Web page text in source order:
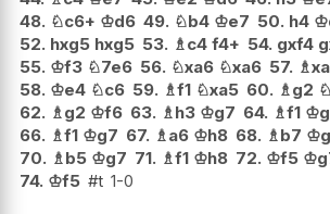
48. ♘c6+ ♔d6 49. ♘b4 ♔e7 50. h4 ♔
52. hxg5 hxg5 53. ♗c4 f4+ 54. gxf4
55. ♔f3 ♘7e6 56. ♘xa6 ♘xa6 57. ♗
58. ♔e4 ♘c6 59. ♗f1 ♘xa5 60. ♗g2 ♘
62. ♗g2 ♔f6 63. ♗h3 ♔g7 64. ♗f1 ♔
66. ♗f1 ♔g7 67. ♗a6 ♔h8 68. ♗b7 ♔
70. ♗b5 ♔g7 71. ♗f1 ♔h8 72. ♔f5 ♔
74. ♔f5 #t 1-0